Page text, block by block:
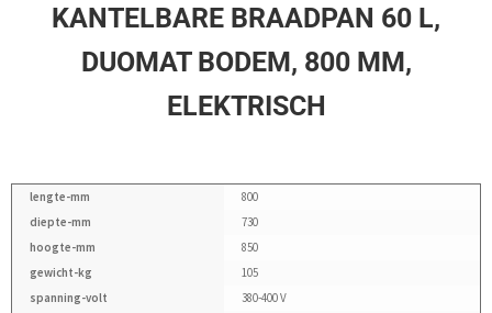
KANTELBARE BRAADPAN 60 L,
DUOMAT BODEM, 800 MM,
ELEKTRISCH
lengte-mm
800
diepte-mm
730
hoogte-mm
850
gewicht-kg
105
spanning-volt
380-400 V